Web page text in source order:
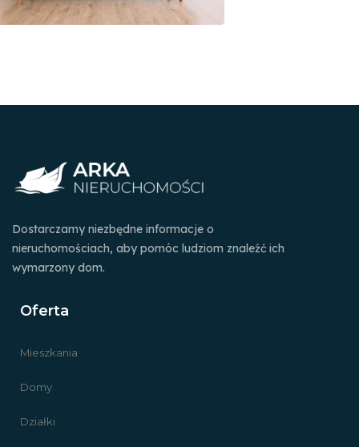
Dostarczamy niezbędne informacje o
nieruchomościach, aby pomóc ludziom znaleźć ich
wymarzony dom.
Oferta
Mieszkania
Domy
Działki